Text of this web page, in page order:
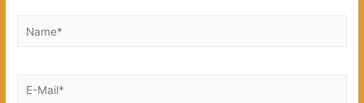
Name*
E-